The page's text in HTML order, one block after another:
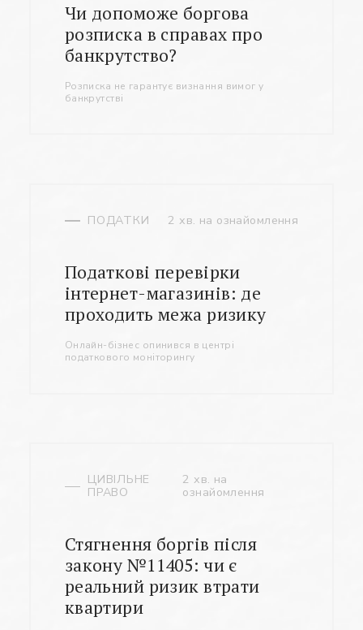
Чи допоможе боргова
розписка в справах про
банкрутство?
Розписка не гарантує визнання вимог у
банкрутстві
ПОДАТКИ 2 хв. на ознайомлення
Податкові перевірки
інтернет-магазинів: де
проходить межа ризику
Онлайн-бізнес опинився в центрі
податкового моніторингу
ЦИВІЛЬНЕ
ПРАВО
2 хв. на
ознайомлення
Стягнення боргів після
закону №11405: чи є
реальний ризик втрати
квартири